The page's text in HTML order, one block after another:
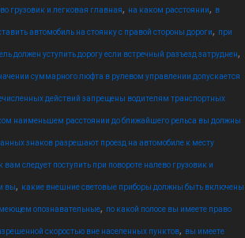
грузовик и легковая главная, на каком расстоянии, в
автомобиль на стоянку с правой стороны дороги, при
должен уступить дорогу если встречный разъезд затруднен,
суммарного люфта в рулевом управлении допускается
действий запрещены водителям транспортных
наименьшем расстоянии до ближайшего рельса вы должны
знаков разрешают проезд на автомобиле к месту
вам следует поступить при повороте налево грузовик и
вы, какие внешние световые приборы должны быть включены
опознавательные, по какой полосе вы имеете право
скоростью вне населенных пунктов, вы имеете